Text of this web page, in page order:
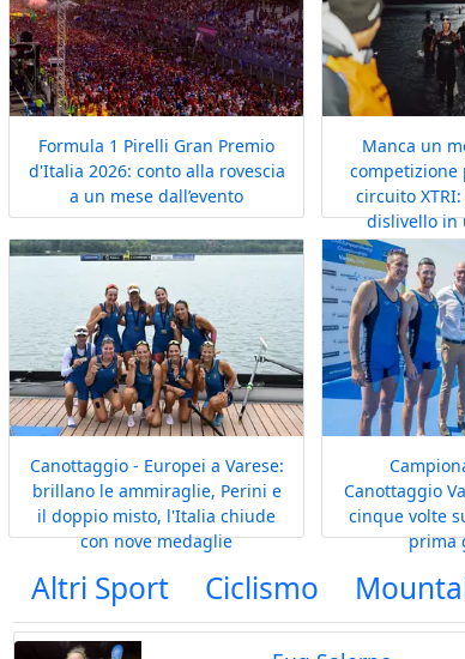
Formula 1 Pirelli Gran Premio
d'Italia 2026: conto alla rovescia
a un mese dall’evento
Manca un
competizione
circuito
dislivello in
naturali più
Canottaggio - Europei a Varese:
brillano le ammiraglie, Perini e
il doppio misto, l'Italia chiude
con nove medaglie
Canottaggio
cinque volte
prima
Altri Sport Ciclismo